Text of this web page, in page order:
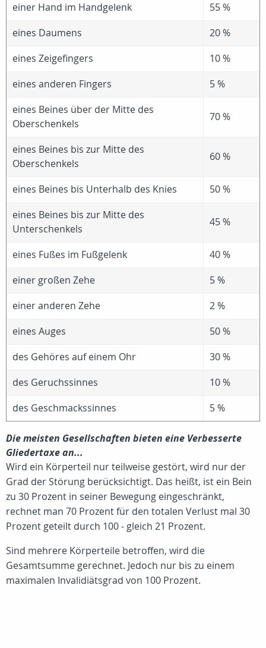
einer Hand im Handgelenk
55 %
eines Daumens
20 %
eines Zeigefingers
10 %
eines anderen Fingers
5 %
eines Beines über der Mitte des
Oberschenkels
70 %
eines Beines bis zur Mitte des
Oberschenkels
60 %
eines Beines bis Unterhalb des Knies
50 %
eines Beines bis zur Mitte des
Unterschenkels
45 %
eines Fußes im Fußgelenk
40 %
einer großen Zehe
5 %
einer anderen Zehe
2 %
eines Auges
50 %
des Gehöres auf einem Ohr
30 %
des Geruchssinnes
10 %
des Geschmackssinnes
5 %
Die meisten Gesellschaften bieten eine Verbesserte
Gliedertaxe an...
Wird ein Körperteil nur teilweise gestört, wird nur der
Grad der Störung berücksichtigt. Das heißt, ist ein Bein
zu 30 Prozent in seiner Bewegung eingeschränkt,
rechnet man 70 Prozent für den totalen Verlust mal 30
Prozent geteilt durch 100 - gleich 21 Prozent.
Sind mehrere Körperteile betroffen, wird die
Gesamtsumme gerechnet. Jedoch nur bis zu einem
maximalen Invalidiätsgrad von 100 Prozent.